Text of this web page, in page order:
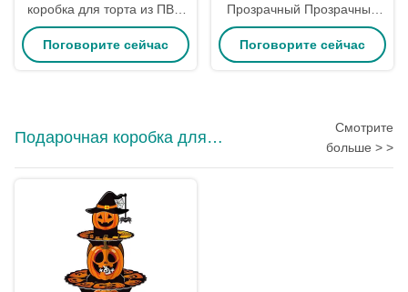
коробка для торта из ПВХ,
прозрачная подарочная
коробка из ПЭТ для
Поговорите сейчас
Прозрачный Прозрачный
ПВХ Подарочные коробки
Тоте мешок Пластиковая
Поговорите сейчас
Подарочная коробка для
Смотрите
больше > >